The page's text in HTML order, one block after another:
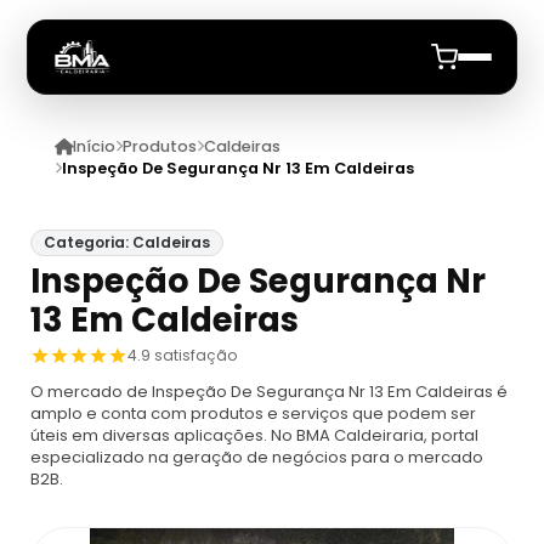
Início
Produtos
Caldeiras
Automação De Caldeiras
Caldeira De Recuperação
Caldeira De Recuperação Celulose
Inspecao Feitas Em Caldeiras
Cotação Inspeção De Caldeiras
Cotar Inspeção De Caldeiras
Montagem De Caldeira
Empresa De Montagem De Caldeiras A Gás
Caldeiras A Vapor
Anuncie
Início Produtos Caldeiras
Inspeção De Segurança Nr 13 Em Caldeiras
Categoria: Caldeiras
Inspeção De Segurança Nr
13 Em Caldeiras
4.9 satisfação
O mercado de Inspeção De Segurança Nr 13 Em Caldeiras é
amplo e conta com produtos e serviços que podem ser
úteis em diversas aplicações. No BMA Caldeiraria, portal
especializado na geração de negócios para o mercado
B2B.